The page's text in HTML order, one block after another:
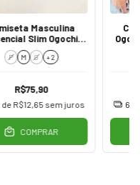
Masculina
Slim Ogochi
Marrom 1109
P M G + 2
R$75,90
de R$12,65 sem juros
COMPRAR
6